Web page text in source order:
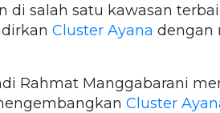
di salah satu kawasan
Cluster Ayana dengan
Rahmat Manggabarani
Cluster